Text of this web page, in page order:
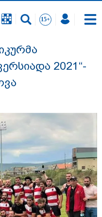
საზოგადოება
სიახლეს,
ცნობენ
2021“-